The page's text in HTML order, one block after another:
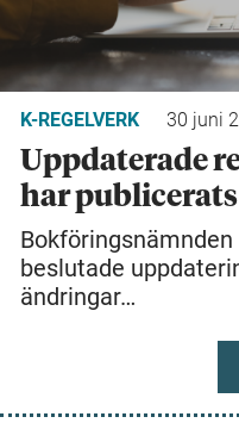
K-REGELVERK 30 juni
Uppdaterade
har publicerats
beslutade
ändringar…